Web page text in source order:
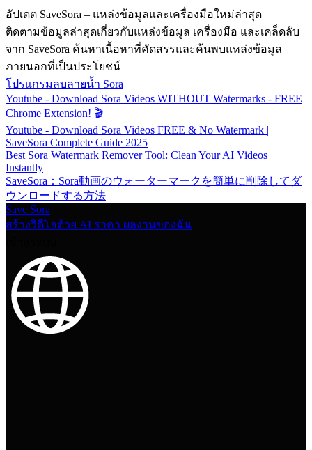
อัปเดต SaveSora – แหล่งข้อมูลและเครื่องมือใหม่ล่าสุด
ติดตามข้อมูลล่าสุดเกี่ยวกับแหล่งข้อมูล เครื่องมือ และเคล็ดลับ
จาก SaveSora ค้นหาเนื้อหาที่คัดสรรและค้นพบแหล่งข้อมูล
ภายนอกที่เป็นประโยชน์
โปรแกรมลบลายน้ำ Sora
Youtube - Download Sora Videos WITHOUT Watermarks - FREE
Chrome Extension! 🎬
Youtube - Download Sora Videos FREE & No Watermark |
SaveSora Complete Guide 2025
Best Sora Watermark Remover Tool: Clean Your AI Videos
Instantly
SaveSora：Sora動画のウォーターマークを簡単に削除してダ
ウンロードする方法
Save Sora
สร้างวิดีโอด้วย AI ราคา ผลงานของฉัน